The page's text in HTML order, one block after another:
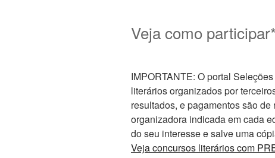
Veja como
IMPORTANTE: O portal
literários organizados por
resultados, e pagamentos são
organizadora indicada em cada
do seu interesse e salve uma
Veja concursos literários com